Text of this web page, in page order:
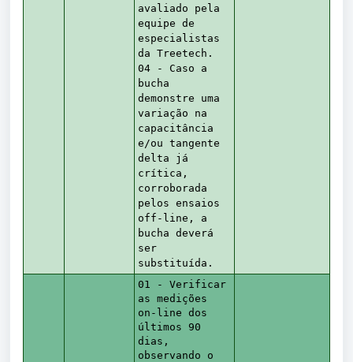
avaliado pela
equipe de
especialistas
da Treetech.
04 - Caso a
bucha
demonstre uma
variação na
capacitância
e/ou tangente
delta já
crítica,
corroborada
pelos ensaios
off-line, a
bucha deverá
ser
substituída.
01 - Verificar
as medições
on-line dos
últimos 90
dias,
observando o